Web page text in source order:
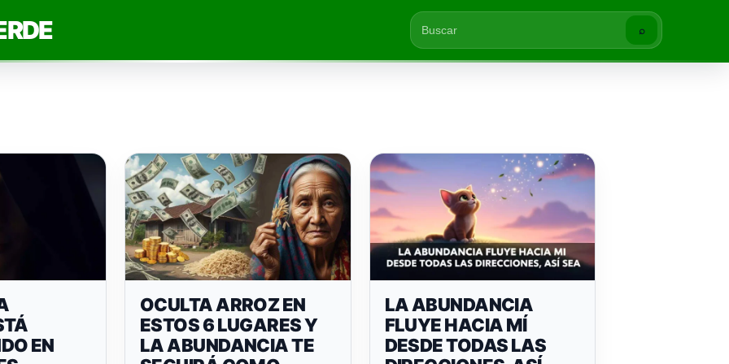
⌕
EN
OCULTA ARROZ EN
ESTOS 6 LUGARES Y
LA ABUNDANCIA TE
LA ABUNDANCIA
FLUYE HACIA MÍ
DESDE TODAS LAS